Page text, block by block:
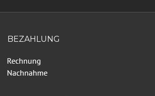
BEZAHLUNG